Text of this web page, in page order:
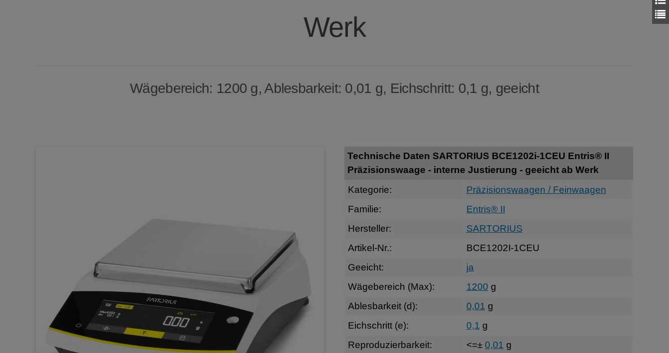
Werk
Wägebereich: 1200 g, Ablesbarkeit: 0,01 g, Eichschritt: 0,1 g, geeicht
Technische Daten SARTORIUS BCE1202i-1CEU Entris® II
Präzisionswaage - interne Justierung - geeicht ab Werk
Kategorie:
Präzisionswaagen / Feinwaagen
Familie:
Entris® II
Hersteller:
SARTORIUS
Artikel-Nr.:
BCE1202I-1CEU
Geeicht:
ja
Wägebereich (Max):
1200 g
Ablesbarkeit (d):
0,01 g
Eichschritt (e):
0,1 g
Reproduzierbarkeit:
<=± 0,01 g